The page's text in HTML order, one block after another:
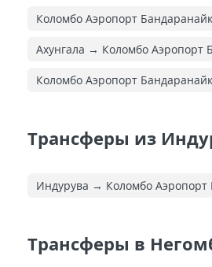
Коломбо Аэропорт
Ахунгала → Коломбо Аэропорт
Коломбо Аэропорт
Трансферы из
Индурува → Коломбо Аэропорт
Трансферы в